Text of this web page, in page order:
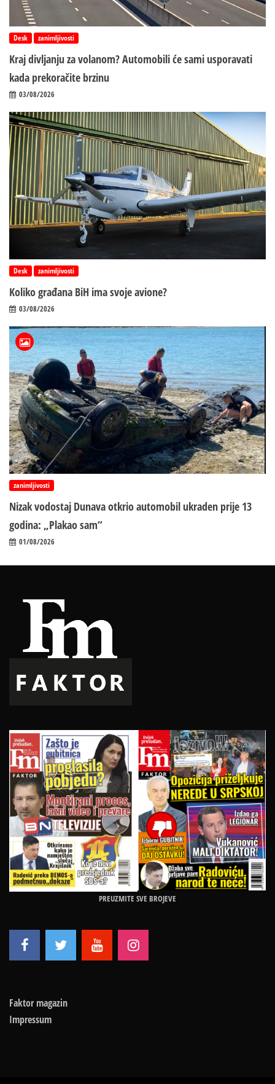
Desk zanimljivosti
Kraj divljanju za volanom? Automobili će sami usporavati
kada prekoračite brzinu
03/08/2026
Desk zanimljivosti
Koliko građana BiH ima svoje avione?
03/08/2026
zanimljivosti
Nizak vodostaj Dunava otkrio automobil ukraden prije 13
godina: „Plakao sam“
01/08/2026
PREUZMITE SVE BROJEVE
Faktor magazin
Impressum